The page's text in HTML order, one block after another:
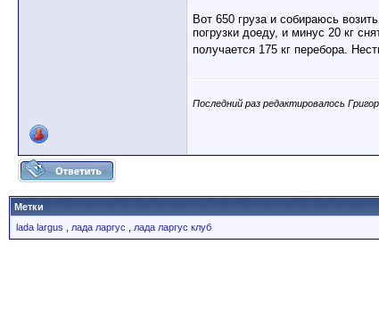
Вот 650 груза и собираюсь
погрузки доеду, и минус 20 кг
получается 175 кг перебора.
Последний раз редактировалось
Метки
lada largus
лада ларгус лада ларгус клуб